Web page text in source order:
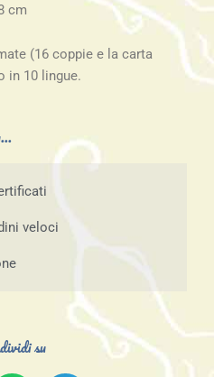
cm
(16 coppie e la carta
in 10 lingue.
veloci
su